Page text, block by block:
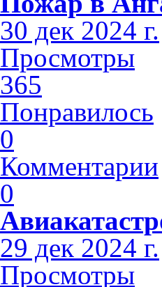
30 дек 2024 г.
Просмотры
365
Понравилось
0
Комментарии
0
29 дек 2024 г.
Просмотры